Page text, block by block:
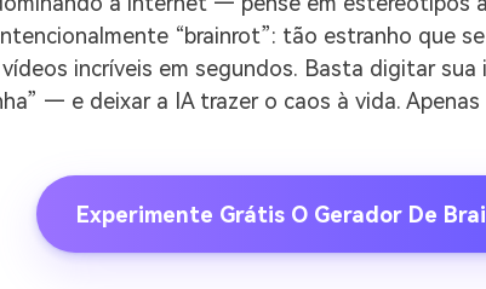
“brainrot”: tão estranho que
incríveis em segundos. Basta digitar
— e deixar a IA trazer o caos à vida.
Experimente Grátis O Gerador De